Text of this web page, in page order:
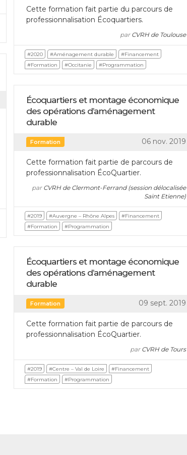
Cette formation fait partie du parcours de
professionnalisation Écoquartiers.
parCVRH de Toulouse
#2020 #Aménagement durable
#Financement
#Formation
#Occitanie #Programmation
Écoquartiers et montage économique
des opérations d’aménagement
durable
Formation 06 nov. 2019
Cette formation fait partie de parcours de
professionnalisation ÉcoQuartier.
parCVRH de Clermont-Ferrand (session délocalisée
Saint Etienne)
#2019 #Auvergne – Rhône Alpes
#Financement
#Formation
#Programmation
Écoquartiers et montage économique
des opérations d’aménagement
durable
Formation 09 sept. 2019
Cette formation fait partie de parcours de
professionnalisation ÉcoQuartier.
parCVRH de Tours
#2019 #Centre – Val de Loire
#Financement
#Formation
#Programmation